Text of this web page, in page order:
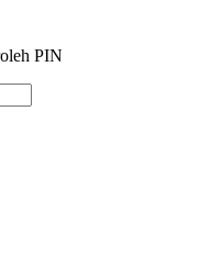
PIN